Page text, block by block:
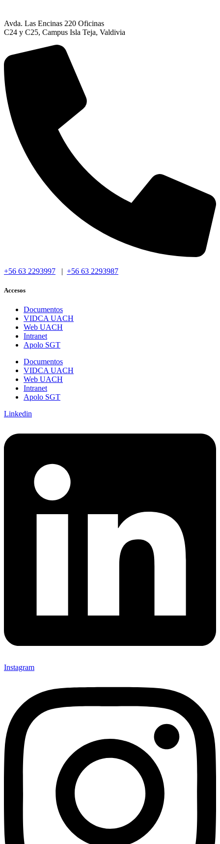
Avda. Las Encinas 220 Oficinas
C24 y C25, Campus Isla Teja, Valdivia
+56 63 2293997 | +56 63 2293987
Accesos
Documentos
VIDCA UACH
Web UACH
Intranet
Apolo SGT
Documentos
VIDCA UACH
Web UACH
Intranet
Apolo SGT
Linkedin
Instagram